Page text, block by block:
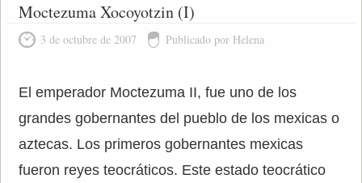
Moctezuma Xocoyotzin (I)
3 de octubre de 2007 Publicado por Helena
El emperador Moctezuma II, fue uno de los
grandes gobernantes del pueblo de los mexicas o
aztecas. Los primeros gobernantes mexicas
fueron reyes teocráticos. Este estado teocrático